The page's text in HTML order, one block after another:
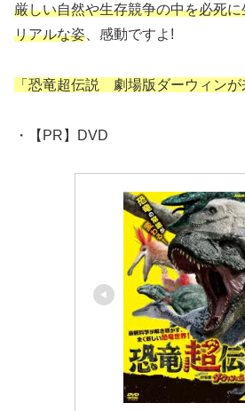
厳しい自然や生存競争の中を必死
リアルな姿 、感動ですよ!
「恐竜超伝説 劇場版ダーウィンが
・【PR】DVD